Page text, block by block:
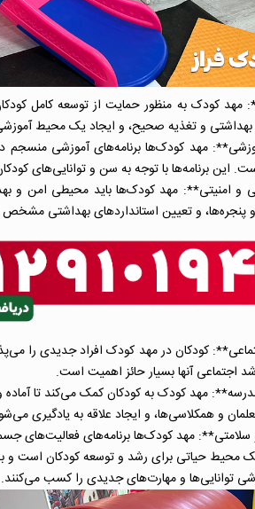
کودک به منظور حمایت از توسعه کامل
بهداشتی و تغذیه صحیح، و ایجاد یک محیط
مهد کودک‌ها برنامه‌های آموزشی منسجم
این برنامه‌ها با توجه به سن و توانایی‌های
و امنیتی**: مهد کودک‌ها باید محیطی امن و
و پنجره‌ها، و تعیین استانداردهای بهداشتی
کودکان در مهد کودک افراد جدیدی را
اجتماعی آنها بسیار حائز اهمیت است.
مهد کودک به کودکان کمک می‌کند تا
و همکلاسی‌ها، و ایجاد علاقه به یادگیری
حیاتی برای رشد و توسعه کودکان است و به
توانایی‌ها و مهارت‌های جدیدی را کسب می‌کنند.